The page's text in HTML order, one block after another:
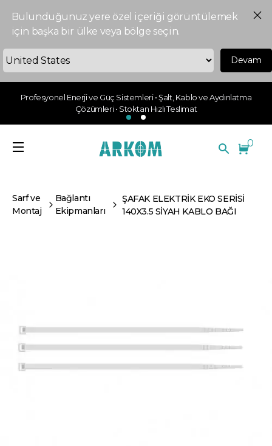
Bulunduğunuz yere özel içeriği görüntülemek
için başka bir ülke veya bölge seçin.
Devam
Profesyonel Enerji ve Güç Sistemleri • Şalt, Kablo ve Aydınlatma
Çözümleri • Stoktan Hızlı Teslimat
0
Sarf ve
Montaj
Bağlantı
Ekipmanları
ŞAFAK ELEKTRİK EKO SERİSİ
140X3.5 SİYAH KABLO BAĞI